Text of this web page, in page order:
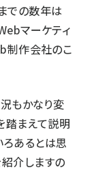
での数年は
マーケティ
制作会社のこ
もかなり変
踏まえて説明
ろあるとは思
介しますの